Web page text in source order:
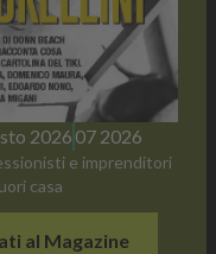
2026 07 2026
e imprenditori
casa
al Magazine